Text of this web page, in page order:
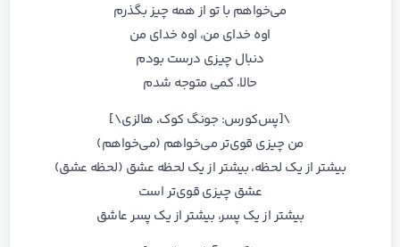
می‌خواهم با تو از همه چیز بگذرم
اوه خدای من، اوه خدای من
دنبال چیزی درست بودم
حالا، کمی متوجه شدم
\[پس‌کورس: جونگ کوک، هالزی\]
من چیزی قوی‌تر می‌خواهم (می‌خواهم)
بیشتر از یک لحظه، بیشتر از یک لحظه عشق (لحظه عشق)
عشق چیزی قوی‌تر است
بیشتر از یک پسر، بیشتر از یک پسر عاشق